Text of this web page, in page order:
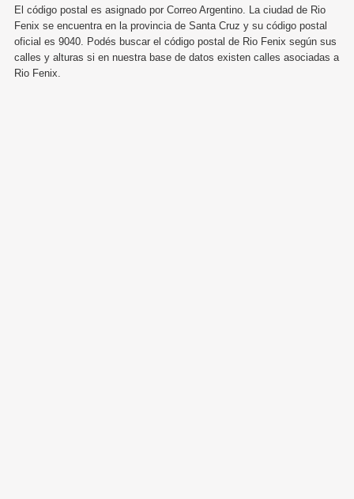
El código postal es asignado por Correo Argentino. La ciudad de Rio
Fenix se encuentra en la provincia de Santa Cruz y su código postal
oficial es 9040. Podés buscar el código postal de Rio Fenix según sus
calles y alturas si en nuestra base de datos existen calles asociadas a
Rio Fenix.